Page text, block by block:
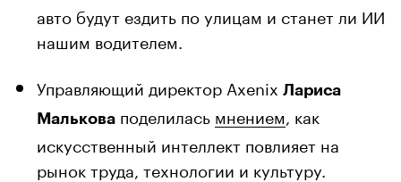
авто будут ездить по улицам и станет ли ИИ
нашим водителем.
Управляющий директор Axenix Лариса
Малькова поделилась мнением , как
искусственный интеллект повлияет на
рынок труда, технологии и культуру.